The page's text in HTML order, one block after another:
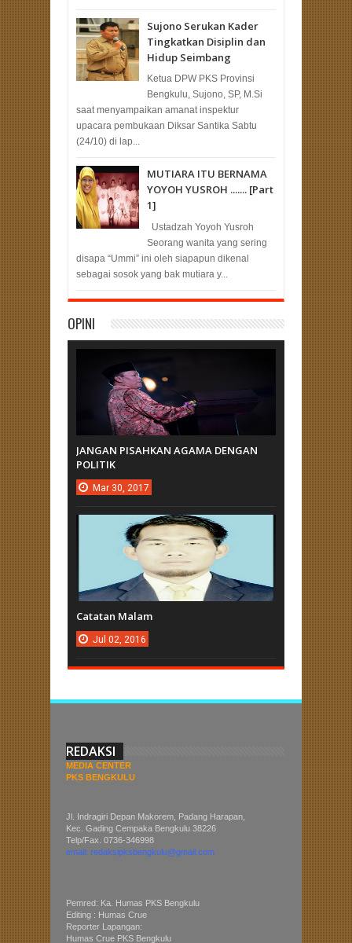
Sujono Serukan Kader
Tingkatkan Disiplin dan
Hidup Seimbang
Ketua DPW PKS Provinsi
Bengkulu, Sujono, SP, M.Si
saat menyampaikan amanat inspektur
upacara pembukaan Diksar Santika Sabtu
(24/10) di lap...
MUTIARA ITU BERNAMA
YOYOH YUSROH ....... [Part
1]
Ustadzah Yoyoh Yusroh
Seorang wanita yang sering
disapa “Ummi” ini oleh siapapun dikenal
sebagai sosok yang bak mutiara y...
OPINI
JANGAN PISAHKAN AGAMA DENGAN
POLITIK
Mar 30, 2017
Catatan Malam
Jul 02, 2016
REDAKSI
MEDIA CENTER
PKS BENGKULU
Jl. Indragiri Depan Makorem, Padang Harapan,
Kec. Gading Cempaka Bengkulu 38226
Telp/Fax. 0736-346998
email: redaksipksbengkulu@gmail.com
Pemred: Ka. Humas PKS Bengkulu
Editing : Humas Crue
Reporter Lapangan:
Humas Crue PKS Bengkulu